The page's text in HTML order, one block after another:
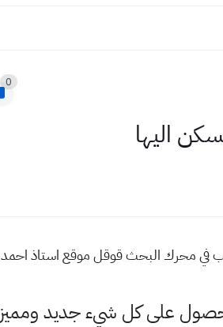
0
المواضيع اكتب في محرك البحث قوقل موقع استاذ احمد
على كل شيء جديد ومميز